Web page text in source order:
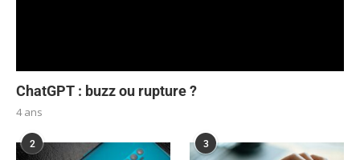
ChatGPT : buzz ou rupture ?
4 ans
2 3